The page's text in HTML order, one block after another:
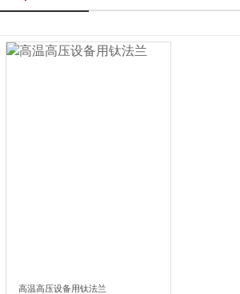
高温高压设备‌用钛法兰